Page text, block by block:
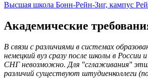
Высшая школа Бонн-Рейн-Зиг, кампус
Академические
В связи с различиями в системах
немецкий вуз сразу после школы в России
СНГ невозможно. Для "сглаживания"
различий существуют штудиенколлеги